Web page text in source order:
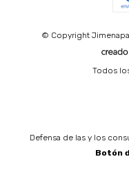
© Copyright
Todos
Defensa de las y los
Botón